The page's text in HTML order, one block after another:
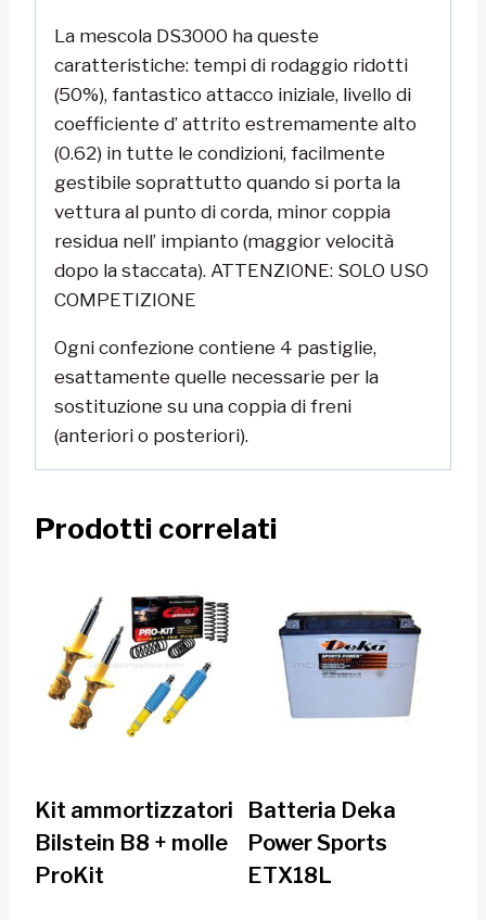
La mescola DS3000 ha queste
caratteristiche: tempi di rodaggio ridotti
(50%), fantastico attacco iniziale, livello di
coefficiente d’ attrito estremamente alto
(0.62) in tutte le condizioni, facilmente
gestibile soprattutto quando si porta la
vettura al punto di corda, minor coppia
residua nell’ impianto (maggior velocità
dopo la staccata). ATTENZIONE: SOLO USO
COMPETIZIONE
Ogni confezione contiene 4 pastiglie,
esattamente quelle necessarie per la
sostituzione su una coppia di freni
(anteriori o posteriori).
Prodotti correlati
Kit ammortizzatori
Bilstein B8 + molle
ProKit
Batteria Deka
Power Sports
ETX18L